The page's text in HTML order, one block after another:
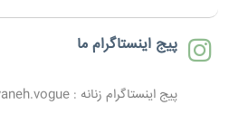
پیج اینستاگرام ما
پیج اینستاگرام زنانه : parvaneh.vogue